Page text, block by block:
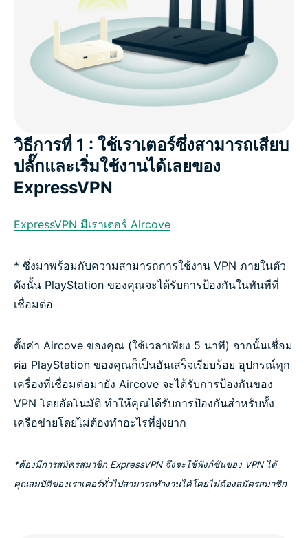
วิธีการที่ 1 : ใช้เราเตอร์ซึ่งสามารถเสียบ
ปลั๊กและเริ่มใช้งานได้เลยของ
ExpressVPN
ExpressVPN มีเราเตอร์ Aircove
* ซึ่งมาพร้อมกับความสามารถการใช้งาน VPN ภายในตัว
ดังนั้น PlayStation ของคุณจะได้รับการป้องกันในทันทีที่
เชื่อมต่อ
ตั้งค่า Aircove ของคุณ (ใช้เวลาเพียง 5 นาที) จากนั้นเชื่อม
ต่อ PlayStation ของคุณก็เป็นอันเสร็จเรียบร้อย อุปกรณ์ทุก
เครื่องที่เชื่อมต่อมายัง Aircove จะได้รับการป้องกันของ
VPN โดยอัตโนมัติ ทำให้คุณได้รับการป้องกันสำหรับทั้ง
เครือข่ายโดยไม่ต้องทำอะไรที่ยุ่งยาก
*ต้องมีการสมัครสมาชิก ExpressVPN จึงจะใช้ฟังก์ชันของ VPN ได้
คุณสมบัติของเราเตอร์ทั่วไปสามารถทำงานได้โดยไม่ต้องสมัครสมาชิก